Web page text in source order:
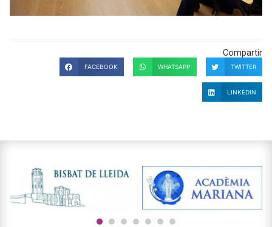
Compartir
FACEBOOK WHATSAPP TWITTER
LINKEDIN